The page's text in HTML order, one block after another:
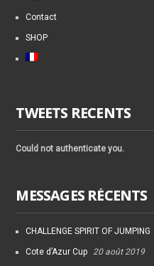
Contact
SHOP
TWEETS RECENTS
Could not authenticate you.
MESSAGES RÉCENTS
CHALLENGE SPIRIT OF JUMPING
Cote d’Azur Cup 20 août 2019